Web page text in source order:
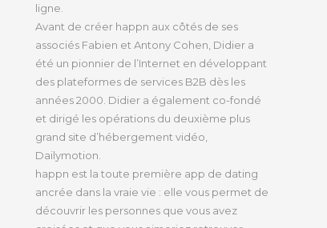
ligne.
Avant de créer happn aux côtés de ses
associés Fabien et Antony Cohen, Didier a
été un pionnier de l’Internet en développant
des plateformes de services B2B dès les
années 2000. Didier a également co-fondé
et dirigé les opérations du deuxième plus
grand site d’hébergement vidéo,
Dailymotion.
happn est la toute première app de dating
ancrée dans la vraie vie : elle vous permet de
découvrir les personnes que vous avez